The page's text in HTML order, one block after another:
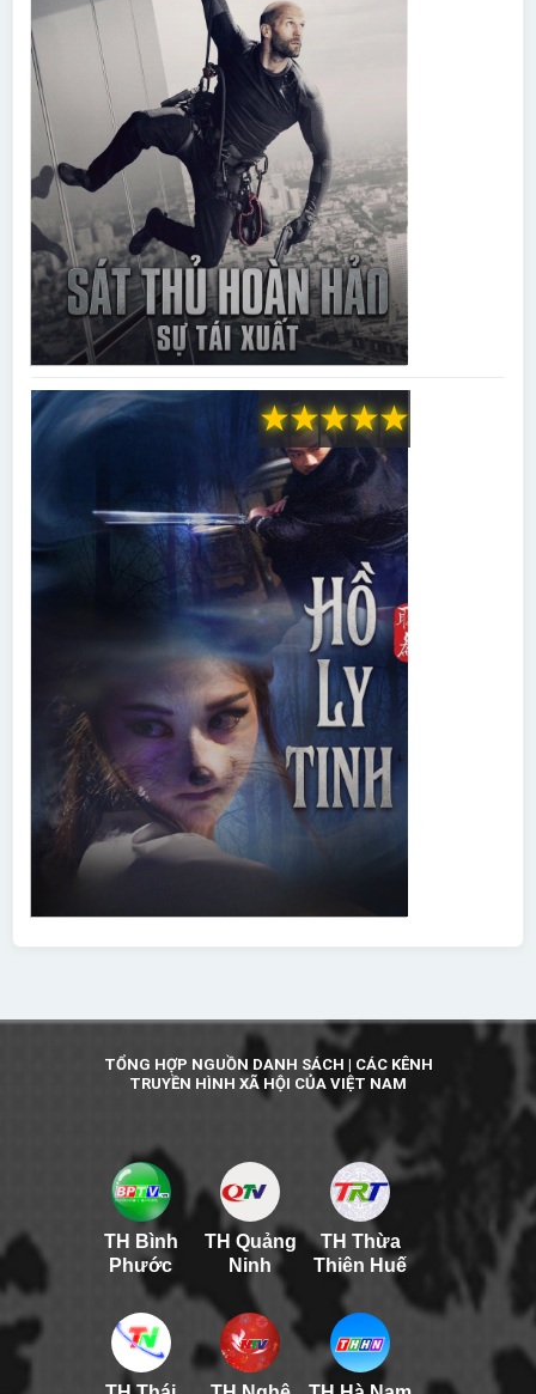
★
★
★
★
★
TỔNG HỢP NGUỒN DANH SÁCH | CÁC KÊNH
TRUYỀN HÌNH XÃ HỘI CỦA VIỆT NAM
TH Bình
Phước
TH Quảng
Ninh
TH Thừa
Thiên Huế